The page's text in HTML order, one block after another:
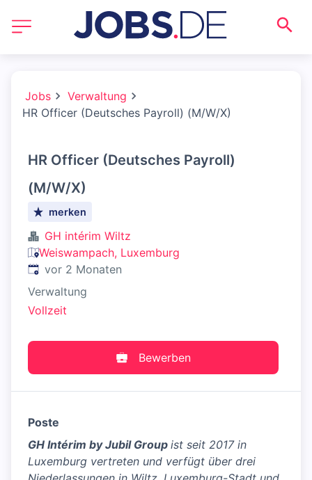
Jobs
Verwaltung
HR Officer (Deutsches Payroll) (M/W/X)
HR Officer (Deutsches Payroll)
(M/W/X)
merken
GH intérim Wiltz
Weiswampach, Luxemburg
Veröffentlicht:
vor 2 Monaten
Verwaltung
Vollzeit
Bewerben
Poste
GH Intérim by Jubil Group ist seit 2017 in
Luxemburg vertreten und verfügt über drei